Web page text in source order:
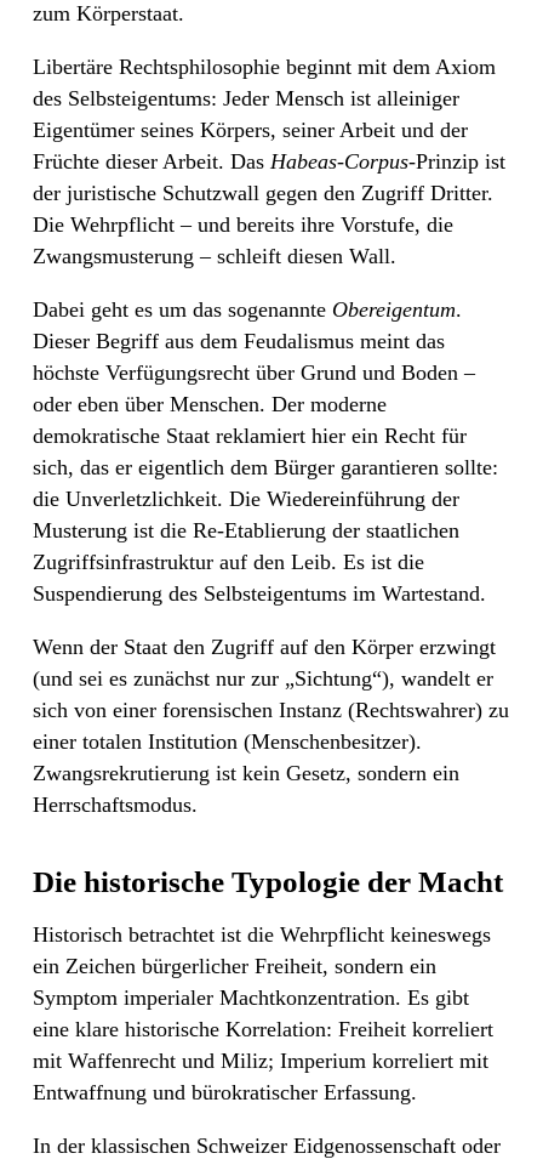
zum Körperstaat.
Libertäre Rechtsphilosophie beginnt mit dem Axiom
des Selbsteigentums: Jeder Mensch ist alleiniger
Eigentümer seines Körpers, seiner Arbeit und der
Früchte dieser Arbeit. Das Habeas-Corpus-Prinzip ist
der juristische Schutzwall gegen den Zugriff Dritter.
Die Wehrpflicht – und bereits ihre Vorstufe, die
Zwangsmusterung – schleift diesen Wall.
Dabei geht es um das sogenannte Obereigentum.
Dieser Begriff aus dem Feudalismus meint das
höchste Verfügungsrecht über Grund und Boden –
oder eben über Menschen. Der moderne
demokratische Staat reklamiert hier ein Recht für
sich, das er eigentlich dem Bürger garantieren sollte:
die Unverletzlichkeit. Die Wiedereinführung der
Musterung ist die Re-Etablierung der staatlichen
Zugriffsinfrastruktur auf den Leib. Es ist die
Suspendierung des Selbsteigentums im Wartestand.
Wenn der Staat den Zugriff auf den Körper erzwingt
(und sei es zunächst nur zur „Sichtung“), wandelt er
sich von einer forensischen Instanz (Rechtswahrer) zu
einer totalen Institution (Menschenbesitzer).
Zwangsrekrutierung ist kein Gesetz, sondern ein
Herrschaftsmodus.
Die historische Typologie der Macht
Historisch betrachtet ist die Wehrpflicht keineswegs
ein Zeichen bürgerlicher Freiheit, sondern ein
Symptom imperialer Machtkonzentration. Es gibt
eine klare historische Korrelation: Freiheit korreliert
mit Waffenrecht und Miliz; Imperium korreliert mit
Entwaffnung und bürokratischer Erfassung.
In der klassischen Schweizer Eidgenossenschaft oder